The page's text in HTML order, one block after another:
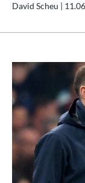
David Scheu |